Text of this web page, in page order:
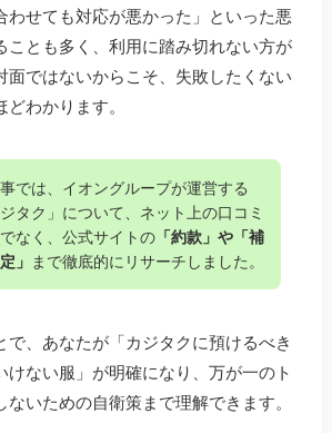
わせても対応が悪かった」といった悪
ことも多く、利用に踏み切れない方が
面ではないからこそ、失敗したくない
わかります。
では、イオングループが運営する
ジタク」について、ネット上の口コミ
なく、公式サイトの「約款」や「補
」
まで徹底的にリサーチしました。
で、あなたが「カジタクに預けるべき
けない服」が明確になり、万が一のト
ないための自衛策まで理解できます。